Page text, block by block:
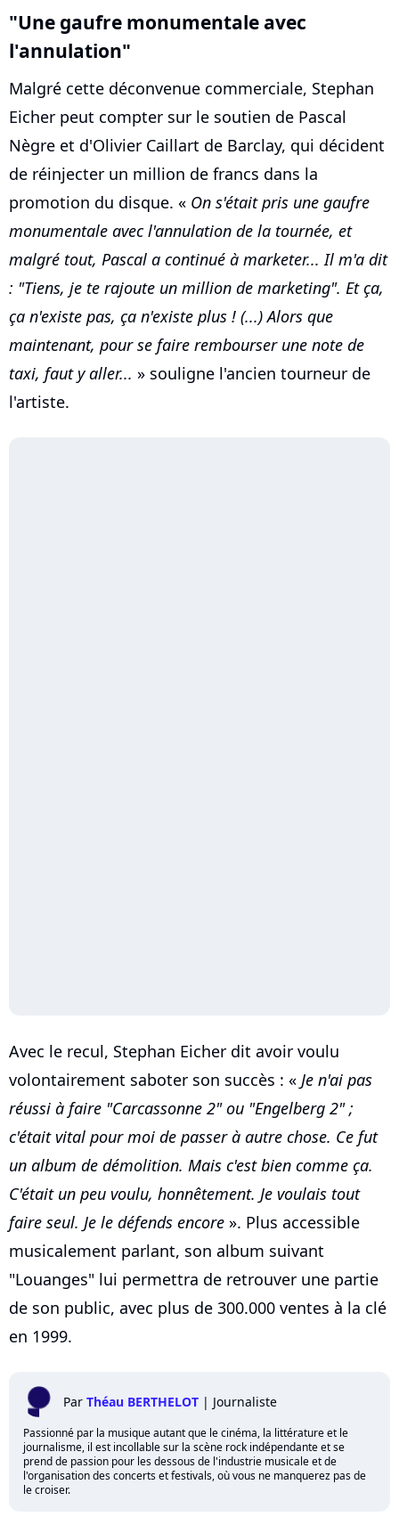
"Une gaufre monumentale avec
l'annulation"
Malgré cette déconvenue commerciale, Stephan
Eicher peut compter sur le soutien de Pascal
Nègre et d'Olivier Caillart de Barclay, qui décident
de réinjecter un million de francs dans la
promotion du disque. « On s'était pris une gaufre
monumentale avec l'annulation de la tournée, et
malgré tout, Pascal a continué à marketer... Il m'a dit
: "Tiens, je te rajoute un million de marketing". Et ça,
ça n'existe pas, ça n'existe plus ! (...) Alors que
maintenant, pour se faire rembourser une note de
taxi, faut y aller... » souligne l'ancien tourneur de
l'artiste.
Avec le recul, Stephan Eicher dit avoir voulu
volontairement saboter son succès : « Je n'ai pas
réussi à faire "Carcassonne 2" ou "Engelberg 2" ;
c'était vital pour moi de passer à autre chose. Ce fut
un album de démolition. Mais c'est bien comme ça.
C'était un peu voulu, honnêtement. Je voulais tout
faire seul. Je le défends encore ». Plus accessible
musicalement parlant, son album suivant
"Louanges" lui permettra de retrouver une partie
de son public, avec plus de 300.000 ventes à la clé
en 1999.
Par Théau BERTHELOT | Journaliste
Passionné par la musique autant que le cinéma, la littérature et le
journalisme, il est incollable sur la scène rock indépendante et se
prend de passion pour les dessous de l'industrie musicale et de
l'organisation des concerts et festivals, où vous ne manquerez pas de
le croiser.